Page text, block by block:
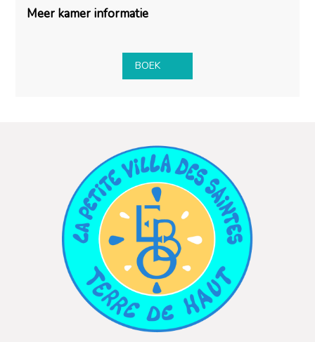
Meer kamer informatie
BOEK